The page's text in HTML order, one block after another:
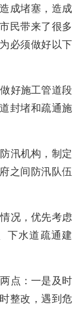
成堵塞，造成
民带来了很多
必须做好以下
好施工管道段
封堵和疏通施
汛机构，制定
之间防汛队伍
况，优先考虑
下水道疏通建
点：一是及时
整改，遇到危